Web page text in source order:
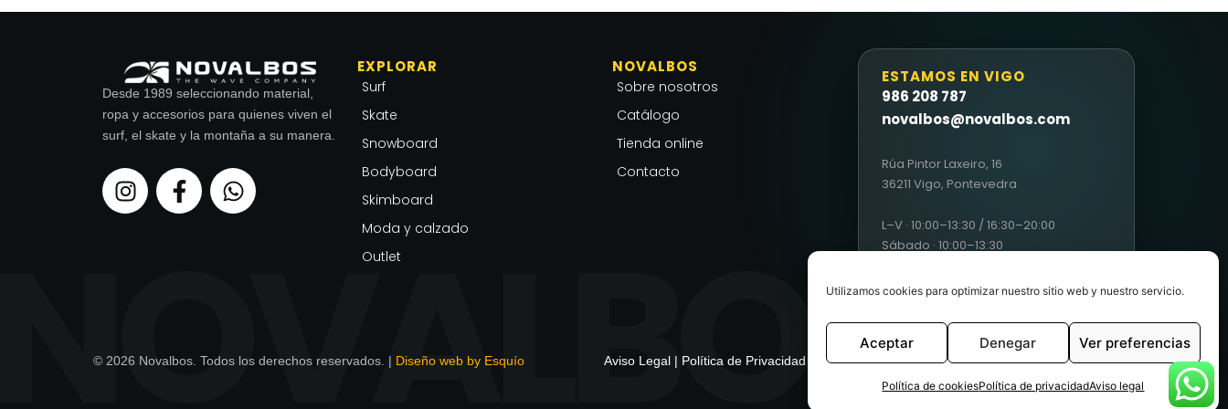
Utilizamos cookies para optimizar nuestro sitio web y nuestro servicio.
Aceptar Denegar Ver preferencias
Política de cookiesPolítica de privacidadAviso legal
Desde 1989 seleccionando material,
ropa y accesorios para quienes viven el
surf, el skate y la montaña a su manera.
I
n
s
m
F
a
c
-
W
h
a
EXPLORAR
Surf
Skate
Snowboard
Bodyboard
Skimboard
Moda y calzado
Outlet
NOVALBOS
Sobre nosotros
Catálogo
Tienda online
Contacto
ESTAMOS EN VIGO
986 208 787
novalbos@novalbos.com
Rúa Pintor Laxeiro, 16
36211 Vigo, Pontevedra
L–V · 10:00–13:30 / 16:30–20:00
Sábado · 10:00–13:30
© 2026 Novalbos. Todos los derechos reservados. | Diseño web by Esquío Aviso Legal | Política de Privacidad Condiciones generales de ventas|Políticas de cookies